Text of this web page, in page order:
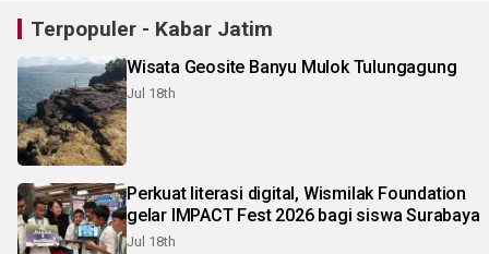
Terpopuler - Kabar Jatim
Wisata Geosite Banyu Mulok Tulungagung
Jul 18th
Perkuat literasi digital, Wismilak Foundation
gelar IMPACT Fest 2026 bagi siswa Surabaya
Jul 18th